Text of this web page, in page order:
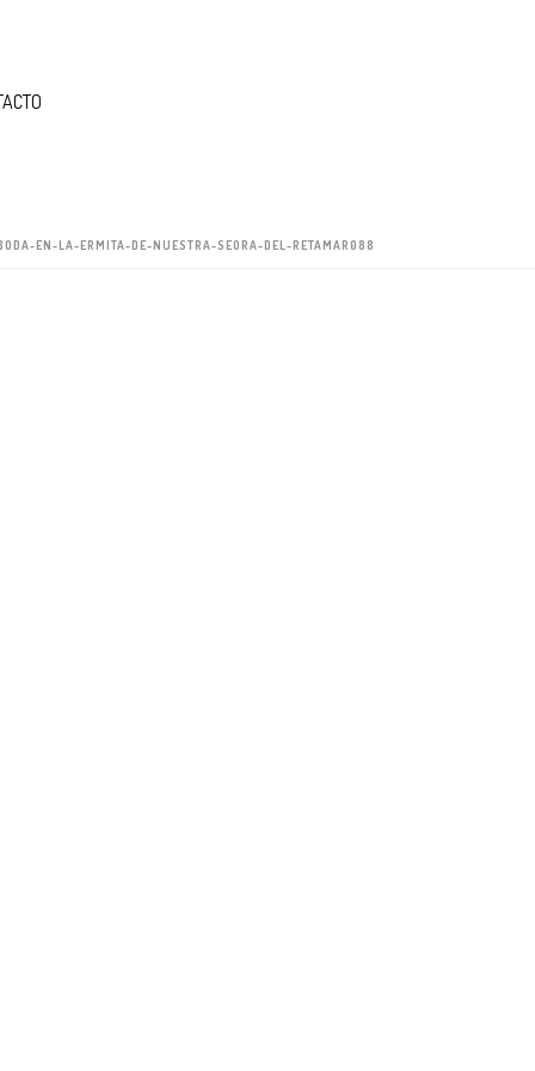
EN-LA-ERMITA-DE-NUESTRA-SEORA-DEL-RETAMAR088